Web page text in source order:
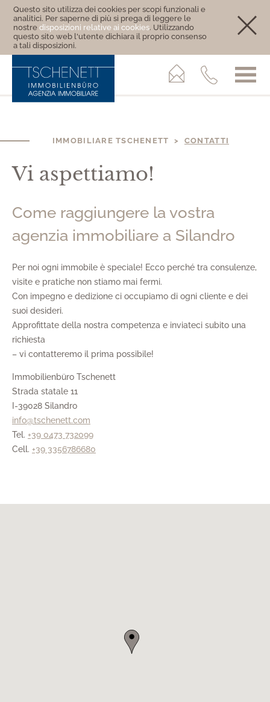
Questo sito utilizza dei cookies per scopi funzionali e
analitici. Per saperne di più si prega di leggere le
nostre disposizioni relative ai cookies. Utilizzando
questo sito web l'utente dichiara il proprio consenso
a tali disposizioni.
IMMOBILIARE TSCHENETT > CONTATTI
Vi aspettiamo!
Come raggiungere la vostra
agenzia immobiliare a Silandro
Per noi ogni immobile è speciale! Ecco perché tra consulenze,
visite e pratiche non stiamo mai fermi.
Con impegno e dedizione ci occupiamo di ogni cliente e dei
suoi desideri.
Approfittate della nostra competenza e inviateci subito una
richiesta
– vi contatteremo il prima possibile!
Immobilienbüro Tschenett
Strada statale 11
I-39028 Silandro
info@tschenett.com
Tel. +39 0473 732099
Cell. +39 3356786680